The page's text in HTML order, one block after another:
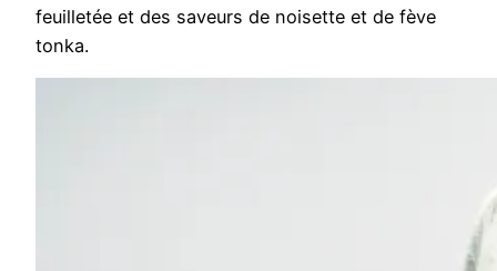
feuilletée et des saveurs de noisette et de fève
tonka.